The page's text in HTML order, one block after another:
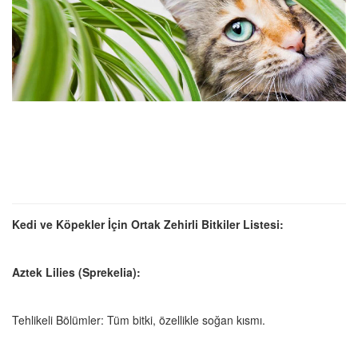
Kedi ve Köpekler İçin Ortak Zehirli Bitkiler Listesi:
Aztek Lilies (Sprekelia):
Tehlikeli Bölümler: Tüm bitki, özellikle soğan kısmı.